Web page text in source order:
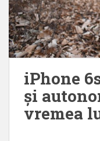
iPhone
și
vremea